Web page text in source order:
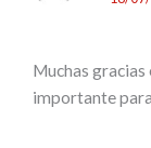
Muchas
importante